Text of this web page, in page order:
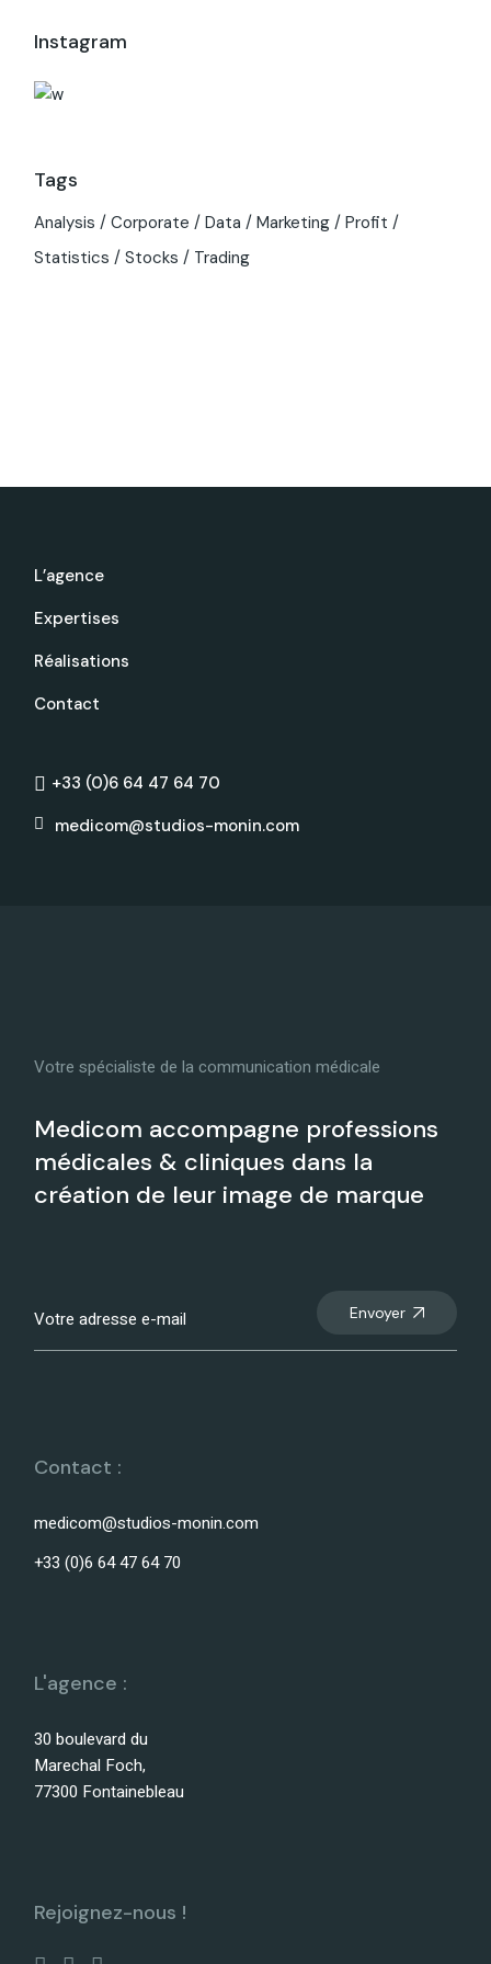
Instagram
Tags
Analysis Corporate Data Marketing
Profit
Statistics
Stocks Trading
L’agence
Expertises
Réalisations
Contact
+33 (0)6 64 47 64 70
medicom@studios-monin.com
Votre spécialiste de la communication médicale
Medicom accompagne professions
médicales & cliniques dans la
création de leur image de marque
Envoyer
Contact :
medicom@studios-monin.com
+33 (0)6 64 47 64 70
L'agence :
30 boulevard du
Marechal Foch,
77300 Fontainebleau
Rejoignez-nous !